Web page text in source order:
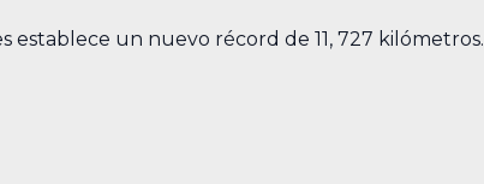
establece un nuevo récord de 11, 727 kilómetros.